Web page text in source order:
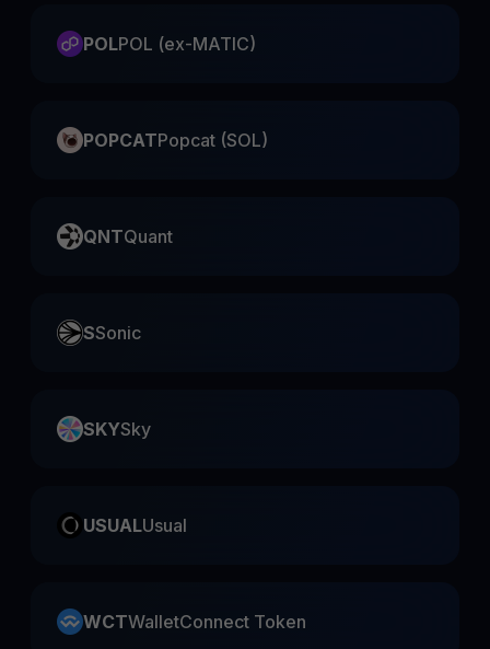
POLPOL (ex-MATIC)
POPCATPopcat (SOL)
QNTQuant
SSonic
SKYSky
USUALUsual
WCTWalletConnect Token